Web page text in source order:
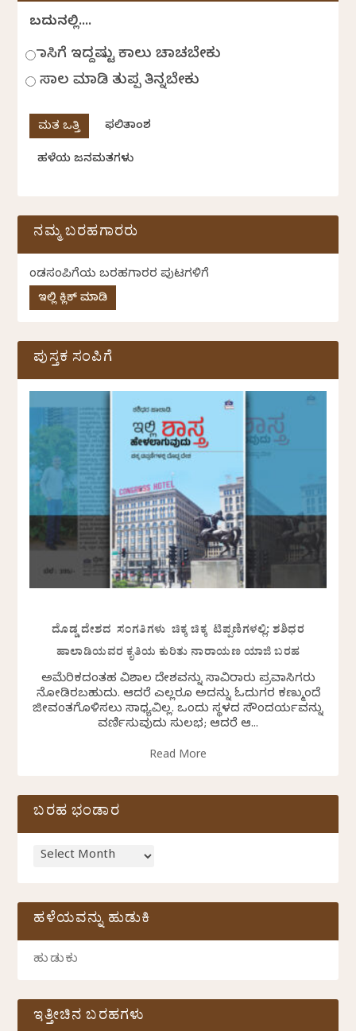
ಬದುಕಿನಲ್ಲಿ....
ಹಾಸಿಗೆ ಇದ್ದಷ್ಟು ಕಾಲು ಚಾಚಬೇಕು
ಸಾಲ ಮಾಡಿ ತುಪ್ಪ ತಿನ್ನಬೇಕು
ಫಲಿತಾಂಶ
ಹಳೆಯ ಜನಮತಗಳು
ನಮ್ಮ ಬರಹಗಾರರು
ಕೆಂಡಸಂಪಿಗೆಯ ಬರಹಗಾರರ ಪುಟಗಳಿಗೆ
ಇಲ್ಲಿ ಕ್ಲಿಕ್ ಮಾಡಿ
ಪುಸ್ತಕ ಸಂಪಿಗೆ
ದೊಡ್ಡ ದೇಶದ ಸಂಗತಿಗಳು ಚಿಕ್ಕ ಚಿಕ್ಕ ಟಿಪ್ಪಣಿಗಳಲ್ಲಿ: ಶಶಿಧರ
ಹಾಲಾಡಿಯವರ ಕೃತಿಯ ಕುರಿತು ನಾರಾಯಣ ಯಾಜಿ ಬರಹ
ಅಮೆರಿಕದಂತಹ ವಿಶಾಲ ದೇಶವನ್ನು ಸಾವಿರಾರು ಪ್ರವಾಸಿಗರು
ನೋಡಿರಬಹುದು. ಆದರೆ ಎಲ್ಲರೂ ಅದನ್ನು ಓದುಗರ ಕಣ್ಮುಂದೆ
ಜೀವಂತಗೊಳಿಸಲು ಸಾಧ್ಯವಿಲ್ಲ. ಒಂದು ಸ್ಥಳದ ಸೌಂದರ್ಯವನ್ನು
ವರ್ಣಿಸುವುದು ಸುಲಭ; ಆದರೆ ಆ...
Read More
ಬರಹ ಭಂಡಾರ
ಹಳೆಯವನ್ನು ಹುಡುಕಿ
ಇತ್ತೀಚಿನ ಬರಹಗಳು